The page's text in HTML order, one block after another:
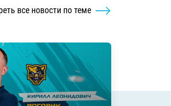
все новости по теме